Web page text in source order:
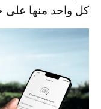
كل واحد منها على